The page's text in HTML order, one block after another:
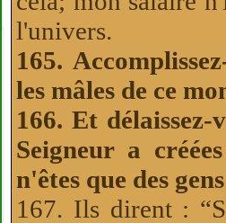
l'univers.
165.
les mâles de ce
166. Et délaissez-
Seigneur a
n'êtes que des
167. Ils dirent :